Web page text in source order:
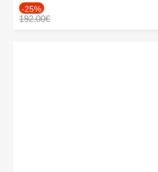
-25%
192.00€